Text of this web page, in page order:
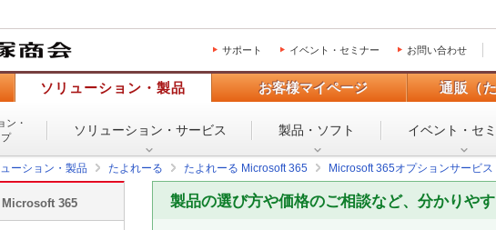
サポート イベント・セミナー お問い合わせ
ソリューション・製品 お客様マイページ 通販（
ン・
ソリューション・ サービス 製品・ソフト イベント・ セ
ーション・製品 たよれーる たよれーる Microsoft 365 Microsoft 365オプションサービス
製品の選び方や価格のご相談など、分かりやす
Microsoft 365